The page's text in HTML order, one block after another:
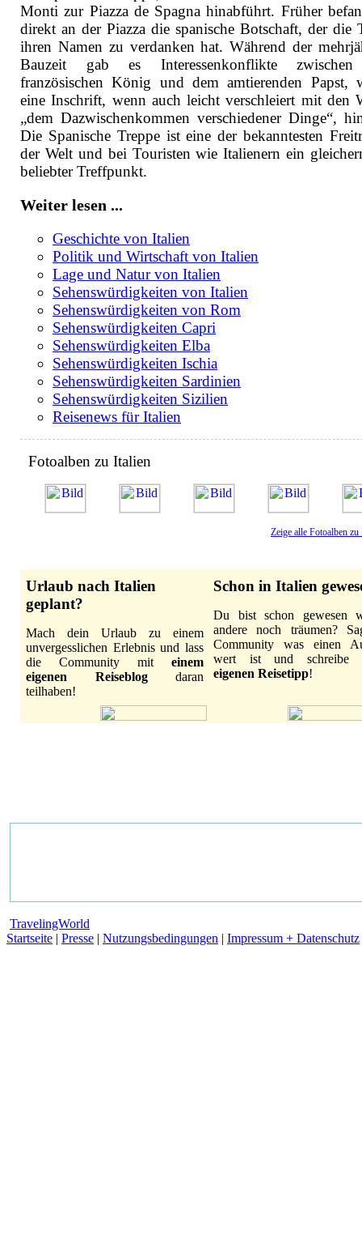
Monti zur Piazza de Spagna hinabführt. Früher
direkt an der Piazza die spanische Botschaft, der die
ihren Namen zu verdanken hat. Während der
Bauzeit gab es Interessenkonflikte
französischen König und dem amtierenden Papst,
eine Inschrift, wenn auch leicht verschleiert mit den
„dem Dazwischenkommen verschiedener Dinge“,
Die Spanische Treppe ist eine der bekanntesten
der Welt und bei Touristen wie Italienern ein
beliebter Treffpunkt.
Weiter lesen ...
Geschichte von Italien
Politik und Wirtschaft von Italien
Lage und Natur von Italien
Sehenswürdigkeiten von Italien
Sehenswürdigkeiten von Rom
Sehenswürdigkeiten Capri
Sehenswürdigkeiten Elba
Sehenswürdigkeiten Ischia
Sehenswürdigkeiten Sardinien
Sehenswürdigkeiten Sizilien
Reisenews für Italien
Fotoalben zu Italien
Zeige alle Fotoalben zu
Urlaub nach Italien
geplant?
Mach dein Urlaub zu einem
unvergesslichen Erlebnis und lass
die Community mit einem
eigenen Reiseblogdaran
teilhaben!
Schon in Italien
Du bist schon gewesen
andere noch träumen?
Community was einen
wert ist und schreibe
eigenen Reisetipp!
TravelingWorld
Startseite | Presse | Nutzungsbedingungen | Impressum + Datenschutz